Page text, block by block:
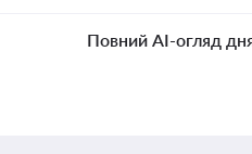
Повний AI-огляд дня